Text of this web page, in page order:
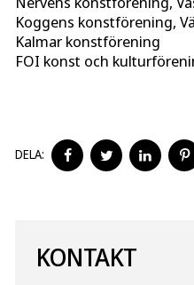
Koggens konstförening,
Kalmar konstförening
FOI konst och
DELA:
DELA
PÅ
DELA
PÅ
DELA
PÅ
KONTAKT